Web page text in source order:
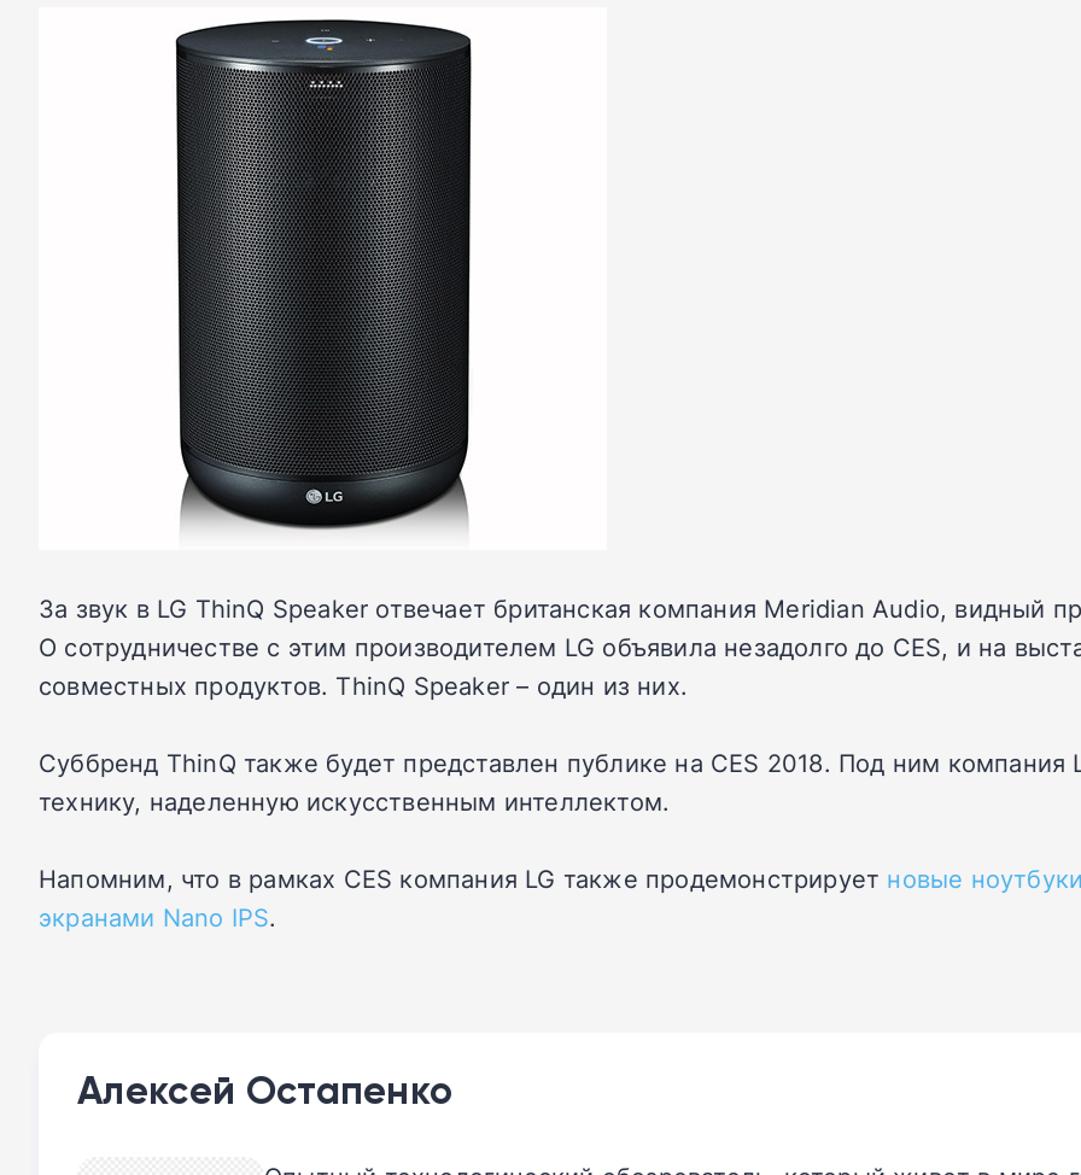
За звук в LG ThinQ Speaker отвечает британская компания Meridian Audio, видный
О сотрудничестве с этим производителем LG объявила незадолго до CES, и на
совместных продуктов. ThinQ Speaker – один из них.
Суббренд ThinQ также будет представлен публике на CES 2018. Под ним компания
технику, наделенную искусственным интеллектом.
Напомним, что в рамках CES компания LG также продемонстрирует новые
экранами Nano IPS.
Алексей Остапенко